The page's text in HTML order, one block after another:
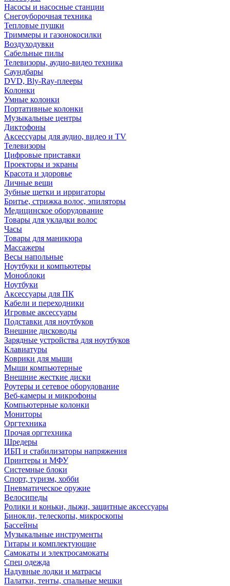
Насосы и насосные станции
Снегоуборочная техника
Тепловые пушки
Триммеры и газонокосилки
Воздуходувки
Сабельные пилы
Телевизоры, аудио-видео техника
Саундбары
DVD, Bly-Ray-плееры
Колонки
Умные колонки
Портативные колонки
Музыкальные центры
Диктофоны
Аксессуары для аудио, видео и TV
Телевизоры
Цифровые приставки
Проекторы и экраны
Красота и здоровье
Личные вещи
Зубные щетки и ирригаторы
Бритье, стрижка волос, эпиляторы
Медицинское оборудование
Товары для укладки волос
Часы
Товары для маникюра
Массажеры
Весы напольные
Ноутбуки и компьютеры
Моноблоки
Ноутбуки
Аксессуары для ПК
Кабели и переходники
Игровые аксессуары
Подставки для ноутбуков
Внешние дисководы
Зарядные устройства для ноутбуков
Клавиатуры
Коврики для мыши
Мыши компьютерные
Внешние жесткие диски
Роутеры и сетевое оборудование
Веб-камеры и микрофоны
Компьютерные колонки
Мониторы
Оргтехника
Прочая оргтехника
Шредеры
ИБП и стабилизаторы напряжения
Принтеры и МФУ
Системные блоки
Спорт, туризм, хобби
Пневматическое оружие
Велосипеды
Ролики и коньки, лыжи, защитные аксессуары
Бинокли, телескопы, микроскопы
Бассейны
Музыкальные инструменты
Гитары и комплектующие
Самокаты и электросамокаты
Спец одежда
Надувные лодки и матрасы
Палатки, тенты, спальные мешки